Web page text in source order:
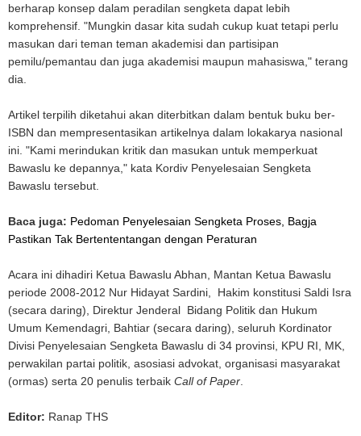
berharap konsep dalam peradilan sengketa dapat lebih
komprehensif. "Mungkin dasar kita sudah cukup kuat tetapi perlu
masukan dari teman teman akademisi dan partisipan
pemilu/pemantau dan juga akademisi maupun mahasiswa," terang
dia.
Artikel terpilih diketahui akan diterbitkan dalam bentuk buku ber-
ISBN dan mempresentasikan artikelnya dalam lokakarya nasional
ini. "Kami merindukan kritik dan masukan untuk memperkuat
Bawaslu ke depannya," kata Kordiv Penyelesaian Sengketa
Bawaslu tersebut.
Baca juga: Pedoman Penyelesaian Sengketa Proses, Bagja
Pastikan Tak Bertententangan dengan Peraturan
Acara ini dihadiri Ketua Bawaslu Abhan, Mantan Ketua Bawaslu
periode 2008-2012 Nur Hidayat Sardini, Hakim konstitusi Saldi Isra
(secara daring), Direktur Jenderal Bidang Politik dan Hukum
Umum Kemendagri, Bahtiar (secara daring), seluruh Kordinator
Divisi Penyelesaian Sengketa Bawaslu di 34 provinsi, KPU RI, MK,
perwakilan partai politik, asosiasi advokat, organisasi masyarakat
(ormas) serta 20 penulis terbaik Call of Paper
Editor: Ranap THS